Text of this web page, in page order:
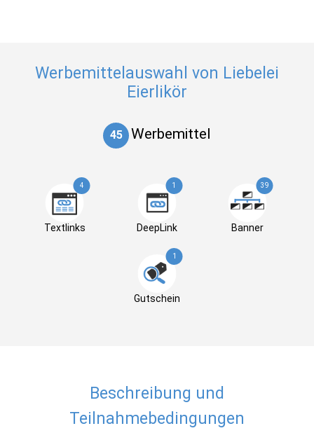
Werbemittelauswahl von Liebelei
Eierlikör
45 Werbemittel
4
Textlinks
1
DeepLink
39
Banner
1
Gutschein
Beschreibung und
Teilnahmebedingungen